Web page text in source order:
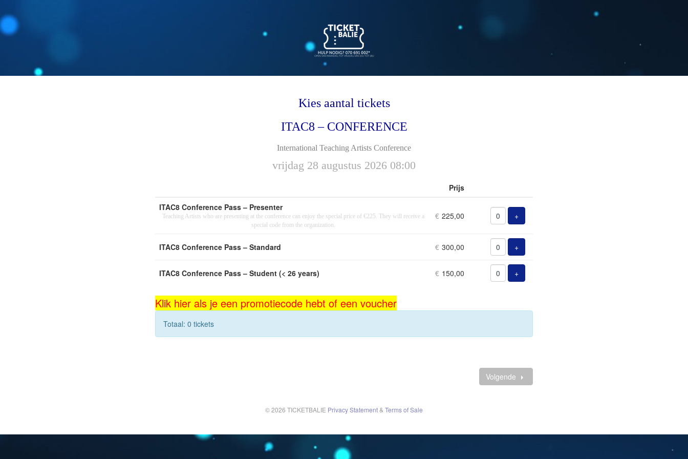
Kies aantal tickets
ITAC8 – CONFERENCE
International Teaching Artists Conference
vrijdag 28 augustus 2026 08:00
Prijs
ITAC8 Conference Pass – Presenter
Teaching Artists who are presenting at the conference can enjoy the special price of €225. They will receive a
special code from the organization.
€ 225,00 +Voeg ticket toe
ITAC8 Conference Pass – Standard € 300,00 +Voeg ticket toe
ITAC8 Conference Pass – Student (< 26 years) € 150,00 +Voeg ticket toe
Klik hier als je een promotiecode hebt of een voucher
Totaal: 0 tickets
Volgende
© 2026 TICKETBALIE Privacy Statement& Terms of Sale